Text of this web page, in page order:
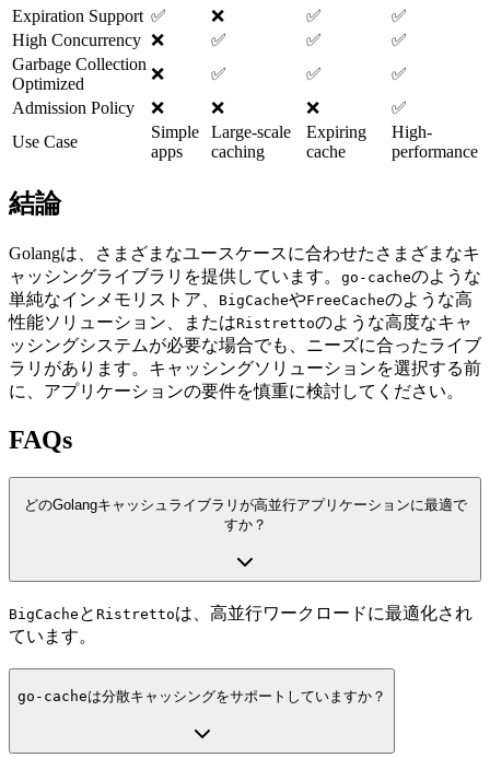
Expiration Support ✅ ❌ ✅
✅
High Concurrency ❌ ✅ ✅
✅
Garbage Collection
Optimized
❌ ✅ ✅
✅
Admission Policy
❌ ❌ ❌
✅
Use Case
Simple
apps
Large-scale
caching
Expiring
cache
High-
performance
結論
Golangは、さまざまなユースケースに合わせたさまざまなキ
ャッシングライブラリを提供しています。 go-cacheのような
単純なインメモリストア、
BigCacheやFreeCacheのような高
性能ソリューション、またはRistrettoのような高度なキャ
ッシングシステムが必要な場合でも、ニーズに合ったライブ
ラリがあります。キャッシングソリューションを選択する前
に、アプリケーションの要件を慎重に検討してください。
FAQs
どのGolangキャッシュライブラリが高並行アプリケーションに最適で
すか？
BigCache と Ristrettoは、高並行ワークロードに最適化され
ています。
go-cacheは分散キャッシングをサポートしていますか？